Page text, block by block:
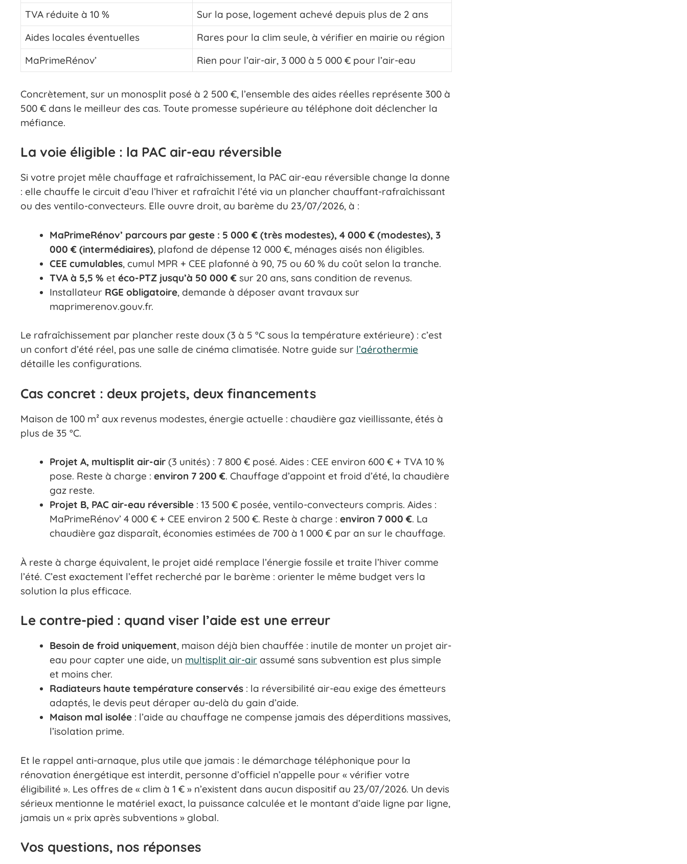
TVA réduite à 10 %
Sur la pose, logement achevé depuis plus de 2 ans
Aides locales éventuelles
Rares pour la clim seule, à vérifier en mairie ou région
MaPrimeRénov’
Rien pour l’air-air, 3 000 à 5 000 € pour l’air-eau
Concrètement, sur un monosplit posé à 2 500 €, l’ensemble des aides réelles représente 300 à
500 € dans le meilleur des cas. Toute promesse supérieure au téléphone doit déclencher la
méfiance.
La voie éligible : la PAC air-eau réversible
Si votre projet mêle chauffage et rafraîchissement, la PAC air-eau réversible change la donne
: elle chauffe le circuit d’eau l’hiver et rafraîchit l’été via un plancher chauffant-rafraîchissant
ou des ventilo-convecteurs. Elle ouvre droit, au barème du 23/07/2026, à :
MaPrimeRénov’ parcours par geste : 5 000 € (très modestes), 4 000 € (modestes), 3
000 € (intermédiaires), plafond de dépense 12 000 €, ménages aisés non éligibles.
CEE cumulables, cumul MPR + CEE plafonné à 90, 75 ou 60 % du coût selon la tranche.
TVA à 5,5 % et éco-PTZ jusqu’à 50 000 € sur 20 ans, sans condition de revenus.
Installateur RGE obligatoire, demande à déposer avant travaux sur
maprimerenov.gouv.fr.
Le rafraîchissement par plancher reste doux (3 à 5 °C sous la température extérieure) : c’est
un confort d’été réel, pas une salle de cinéma climatisée. Notre guide sur l’aérothermie
détaille les configurations.
Cas concret : deux projets, deux financements
Maison de 100 m² aux revenus modestes, énergie actuelle : chaudière gaz vieillissante, étés à
plus de 35 °C.
Projet A, multisplit air-air (3 unités) : 7 800 € posé. Aides : CEE environ 600 € + TVA 10 %
pose. Reste à charge : environ 7 200 €. Chauffage d’appoint et froid d’été, la chaudière
gaz reste.
Projet B, PAC air-eau réversible : 13 500 € posée, ventilo-convecteurs compris. Aides :
MaPrimeRénov’ 4 000 € + CEE environ 2 500 €. Reste à charge : environ 7 000 €. La
chaudière gaz disparaît, économies estimées de 700 à 1 000 € par an sur le chauffage.
À reste à charge équivalent, le projet aidé remplace l’énergie fossile et traite l’hiver comme
l’été. C’est exactement l’effet recherché par le barème : orienter le même budget vers la
solution la plus efficace.
Le contre-pied : quand viser l’aide est une erreur
Besoin de froid uniquement, maison déjà bien chauffée : inutile de monter un projet air-
eau pour capter une aide, un multisplit air-air assumé sans subvention est plus simple
et moins cher.
Radiateurs haute température conservés : la réversibilité air-eau exige des émetteurs
adaptés, le devis peut déraper au-delà du gain d’aide.
Maison mal isolée : l’aide au chauffage ne compense jamais des déperditions massives,
l’isolation prime.
Et le rappel anti-arnaque, plus utile que jamais : le démarchage téléphonique pour la
rénovation énergétique est interdit, personne d’officiel n’appelle pour « vérifier votre
éligibilité ». Les offres de « clim à 1 € » n’existent dans aucun dispositif au 23/07/2026. Un devis
sérieux mentionne le matériel exact, la puissance calculée et le montant d’aide ligne par ligne,
jamais un « prix après subventions » global.
Vos questions, nos réponses